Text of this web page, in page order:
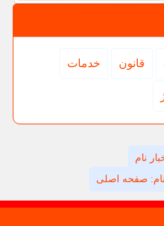
قانون خدمات
نام
صفحه اصلی